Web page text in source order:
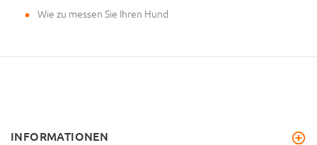
Wie zu messen Sie Ihren Hund
INFORMATIONEN